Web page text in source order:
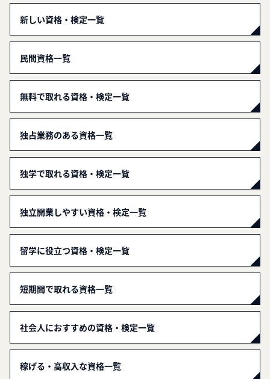
新しい資格・検定一覧
民間資格一覧
無料で取れる資格・検定一覧
独占業務のある資格一覧
独学で取れる資格・検定一覧
独立開業しやすい資格・検定一覧
留学に役立つ資格・検定一覧
短期間で取れる資格一覧
社会人におすすめの資格・検定一覧
稼げる・高収入な資格一覧